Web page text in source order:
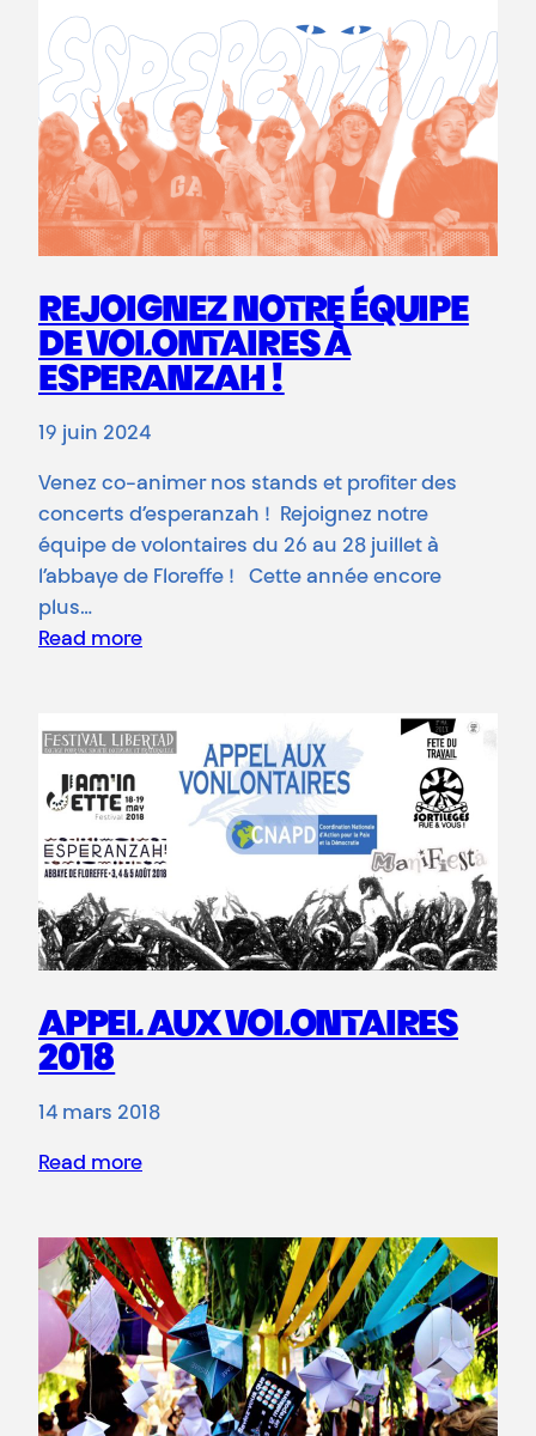
REJOIGNEZ NOTRE ÉQUIPE
DE VOLONTAIRES À
ESPERANZAH !
19 juin 2024
Venez co-animer nos stands et profiter des
concerts d’esperanzah ! Rejoignez notre
équipe de volontaires du 26 au 28 juillet à
l’abbaye de Floreffe ! Cette année encore
plus…
Read more
APPEL AUX VOLONTAIRES
2018
14 mars 2018
Read more